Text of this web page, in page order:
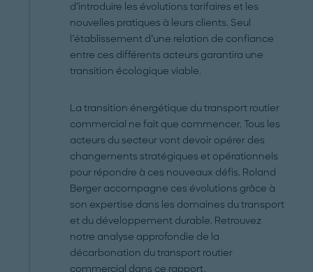
d’introduire les évolutions tarifaires et les
nouvelles pratiques à leurs clients. Seul
l’établissement d’une relation de confiance
entre ces différents acteurs garantira une
transition écologique viable.
La transition énergétique du transport routier
commercial ne fait que commencer. Tous les
acteurs du secteur vont devoir opérer des
changements stratégiques et opérationnels
pour répondre à ces nouveaux défis. Roland
Berger accompagne ces évolutions grâce à
son expertise dans les domaines du transport
et du développement durable. Retrouvez
notre analyse approfondie de la
décarbonation du transport routier
commercial dans ce rapport.